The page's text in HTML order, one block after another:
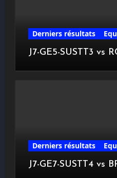
Derniers résultats
J7-GE5-SUSTT3 vs
Derniers résultats
J7-GE7-SUSTT4 vs